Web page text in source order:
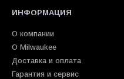
ИНФОРМАЦИЯ
О компании
О Milwaukee
Доставка и оплата
Гарантия и сервис